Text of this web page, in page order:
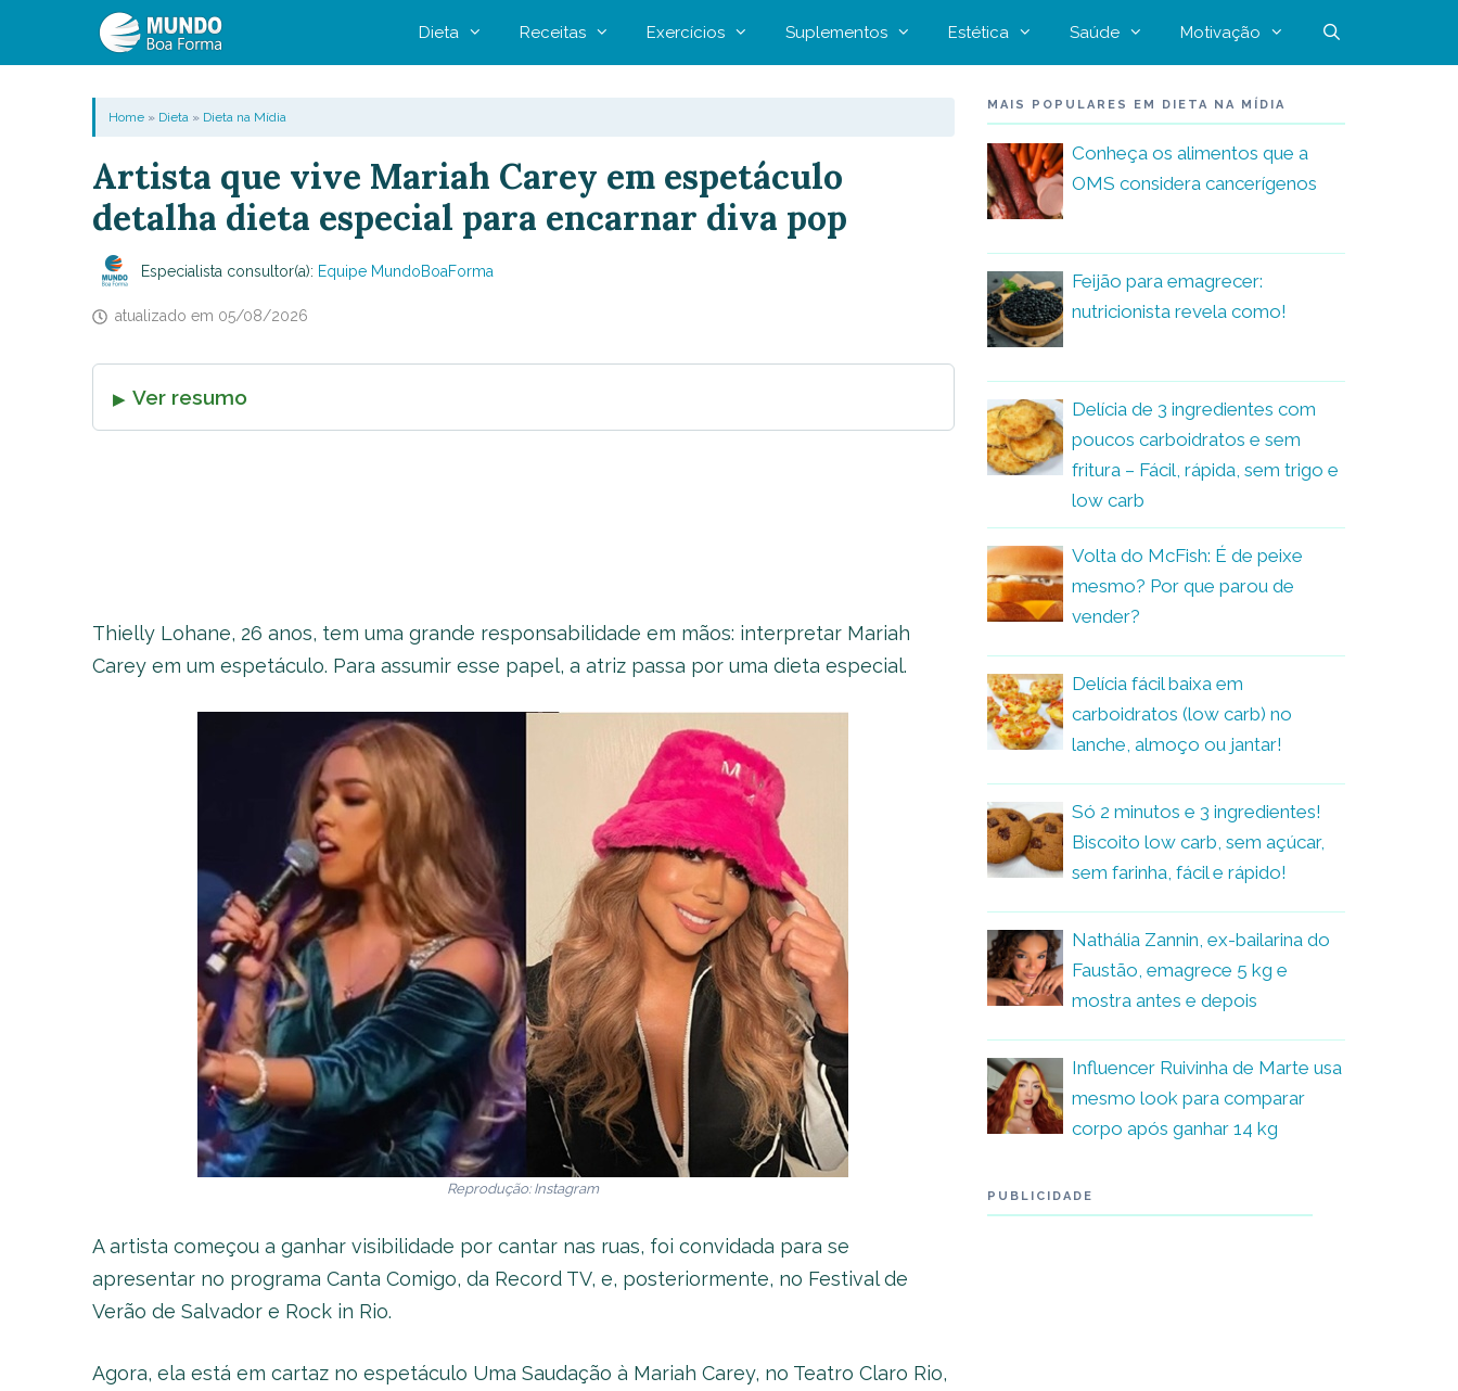
Dieta Receitas Exercícios Suplementos Estética Saúde Motivação
Home» Dieta» Dieta na Mídia
Artista que vive Mariah Carey em espetáculo
detalha dieta especial para encarnar diva pop
Especialista consultor(a): Equipe MundoBoaForma
atualizado em 05/08/2026
Ver resumo
Thielly Lohane, 26 anos, tem uma grande responsabilidade em mãos: interpretar Mariah
Carey em um espetáculo. Para assumir esse papel, a atriz passa por uma dieta especial.
Reprodução: Instagram
A artista começou a ganhar visibilidade por cantar nas ruas, foi convidada para se
apresentar no programa Canta Comigo, da Record TV, e, posteriormente, no Festival de
Verão de Salvador e Rock in Rio.
Agora, ela está em cartaz no espetáculo Uma Saudação à Mariah Carey, no Teatro Claro Rio,
MAIS POPULARES EM DIETA NA MÍDIA
Conheça os alimentos que a
OMS considera cancerígenos
Feijão para emagrecer:
nutricionista revela como!
Delícia de 3 ingredientes com
poucos carboidratos e sem
fritura – Fácil, rápida, sem trigo e
low carb
Volta do McFish: É de peixe
mesmo? Por que parou de
vender?
Delícia fácil baixa em
carboidratos (low carb) no
lanche, almoço ou jantar!
Só 2 minutos e 3 ingredientes!
Biscoito low carb, sem açúcar,
sem farinha, fácil e rápido!
Nathália Zannin, ex-bailarina do
Faustão, emagrece 5 kg e
mostra antes e depois
Influencer Ruivinha de Marte usa
mesmo look para comparar
corpo após ganhar 14 kg
PUBLICIDADE